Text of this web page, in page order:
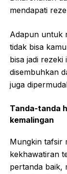
mendapati
Adapun untuk
tidak bisa
bisa jadi
disembuhkan
juga
Tanda-tanda
kemalingan
Mungkin tafsir
kekhawatiran
pertanda baik,